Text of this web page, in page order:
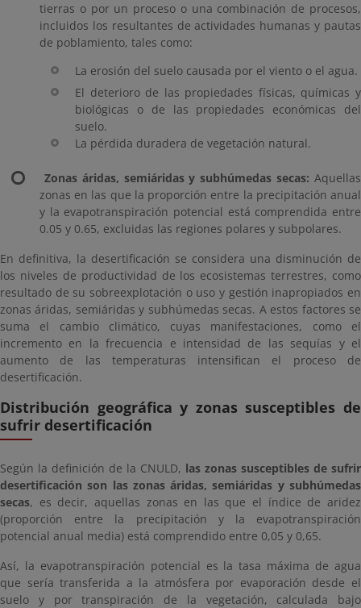
tierras o por un proceso o una combinación de procesos,
incluidos los resultantes de actividades humanas y pautas
de poblamiento, tales como:
La erosión del suelo causada por el viento o el agua.
El deterioro de las propiedades físicas, químicas y
biológicas o de las propiedades económicas del
suelo.
La pérdida duradera de vegetación natural.
Zonas áridas, semiáridas y subhúmedas secas: Aquellas
zonas en las que la proporción entre la precipitación anual
y la evapotranspiración potencial está comprendida entre
0.05 y 0.65, excluidas las regiones polares y subpolares.
En definitiva, la desertificación se considera una disminución de
los niveles de productividad de los ecosistemas terrestres, como
resultado de su sobreexplotación o uso y gestión inapropiados en
zonas áridas, semiáridas y subhúmedas secas. A estos factores se
suma el cambio climático, cuyas manifestaciones, como el
incremento en la frecuencia e intensidad de las sequías y el
aumento de las temperaturas intensifican el proceso de
desertificación.
Distribución geográfica y zonas susceptibles de
sufrir desertificación
Según la definición de la CNULD, las zonas susceptibles de sufrir
desertificación son las zonas áridas, semiáridas y subhúmedas
secas, es decir, aquellas zonas en las que el índice de aridez
(proporción entre la precipitación y la evapotranspiración
potencial anual media) está comprendido entre 0,05 y 0,65.
Así, la evapotranspiración potencial es la tasa máxima de agua
que sería transferida a la atmósfera por evaporación desde el
suelo y por transpiración de la vegetación, calculada bajo